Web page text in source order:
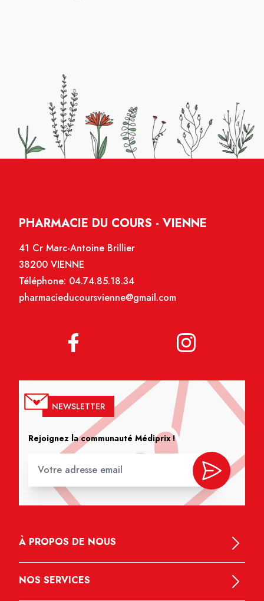
PHARMACIE DU COURS - VIENNE
41 Cr Marc-Antoine Brillier
38200 VIENNE
Téléphone: 04.74.85.18.34
pharmacieducoursvienne@gmail.com
NEWSLETTER
Rejoignez la communauté Médiprix !
À PROPOS DE NOUS
NOS SERVICES